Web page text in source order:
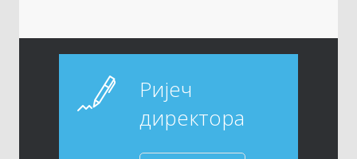
Ријеч
директора